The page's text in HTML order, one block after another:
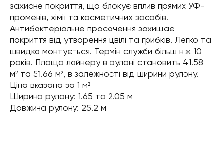
захисне покриття, що блокує вплив прямих УФ-
променів, хімії та косметичних засобів.
Антибактеріальне просочення захищає
покриття від утворення цвілі та грибків. Легко та
швидко монтується. Термін служби більш ніж 10
років. Площа лайнеру в рулоні становить 41.58
м² та 51.66 м², в залежності від ширини рулону.
Ціна вказана за 1 м²
Ширина рулону: 1.65 та 2.05 м
Довжина рулону: 25.2 м